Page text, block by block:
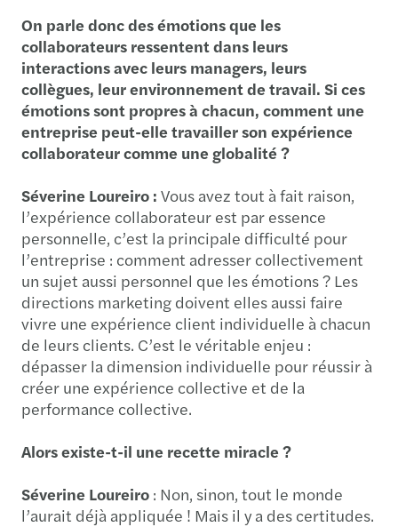
On parle donc des émotions que les
collaborateurs ressentent dans leurs
interactions avec leurs managers, leurs
collègues, leur environnement de travail. Si ces
émotions sont propres à chacun, comment une
entreprise peut-elle travailler son expérience
collaborateur comme une globalité ?
Séverine Loureiro : Vous avez tout à fait raison,
l’expérience collaborateur est par essence
personnelle, c’est la principale difficulté pour
l’entreprise : comment adresser collectivement
un sujet aussi personnel que les émotions ? Les
directions marketing doivent elles aussi faire
vivre une expérience client individuelle à chacun
de leurs clients. C’est le véritable enjeu :
dépasser la dimension individuelle pour réussir à
créer une expérience collective et de la
performance collective.
Alors existe-t-il une recette miracle ?
Séverine Loureiro : Non, sinon, tout le monde
l’aurait déjà appliquée ! Mais il y a des certitudes.